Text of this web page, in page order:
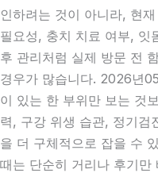
인하려는 것이 아니라, 현
필요성, 충치 치료 여부, 잇
후 관리처럼 실제 방문 전
경우가 많습니다. 2026년
이 있는 한 부위만 보는 것
력, 구강 위생 습관, 정기검
을 더 구체적으로 잡을 수
때는 단순히 거리나 후기만